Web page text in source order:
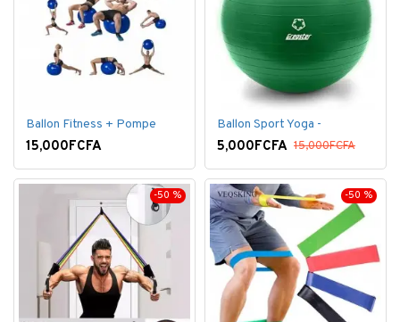
Ballon Fitness + Pompe
15,000FCFA
Ballon Sport Yoga -
5,000FCFA 15,000FCFA
-50 % -50 %